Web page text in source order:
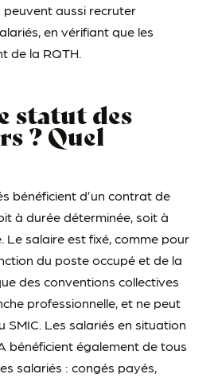
peuvent aussi recruter
en vérifiant que les
de la RQTH.
statut des
? Quel
bénéficient d’un contrat de
à durée déterminée, soit à
Le salaire est fixé, comme pour
du poste occupé et de la
des conventions collectives
professionnelle, et ne peut
SMIC. Les salariés en situation
bénéficient également de tous
salariés : congés payés,